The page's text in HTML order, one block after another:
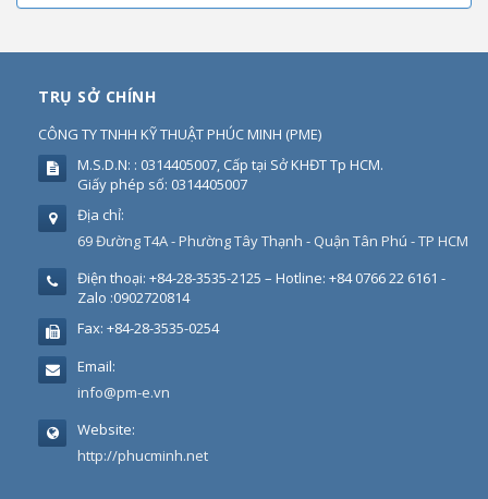
TRỤ SỞ CHÍNH
CÔNG TY TNHH KỸ THUẬT PHÚC MINH (PME)
M.S.D.N: : 0314405007, Cấp tại Sở KHĐT Tp HCM.
Giấy phép số: 0314405007
Địa chỉ:
69 Đường T4A - Phường Tây Thạnh - Quận Tân Phú - TP HCM
Điện thoại: +84-28-3535-2125 – Hotline: +84 0766 22 6161 -
Zalo :0902720814
Fax: +84-28-3535-0254
Email:
info@pm-e.vn
Website:
http://phucminh.net